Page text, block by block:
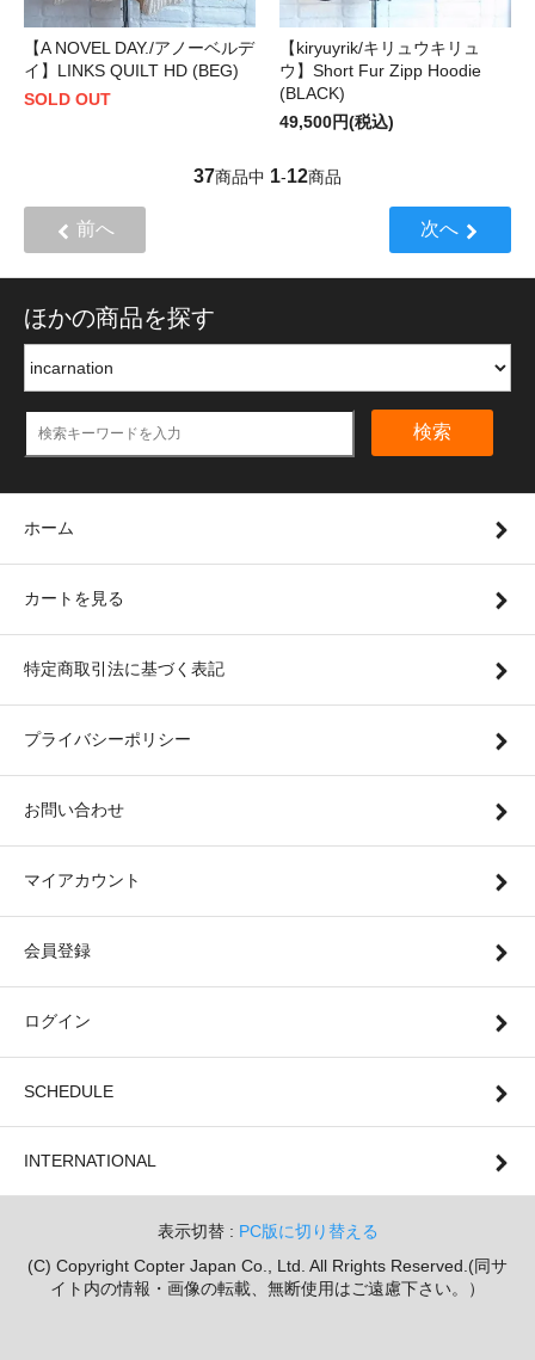
【A NOVEL DAY./アノーベルデ
イ】LINKS QUILT HD (BEG)
SOLD OUT
【kiryuyrik/キリュウキリュ
ウ】Short Fur Zipp Hoodie
(BLACK)
49,500円(税込)
37商品中 1-12商品
前へ 次へ
ほかの商品を探す
検索
ホーム
カートを見る
特定商取引法に基づく表記
プライバシーポリシー
お問い合わせ
マイアカウント
会員登録
ログイン
SCHEDULE
INTERNATIONAL
表示切替 : PC版に切り替える
(C) Copyright Copter Japan Co., Ltd. All Rrights Reserved.(同サ
イト内の情報・画像の転載、無断使用はご遠慮下さい。）